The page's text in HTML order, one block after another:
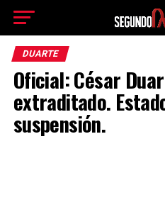
DUARTE
Oficial: César
extraditado.
suspensión.